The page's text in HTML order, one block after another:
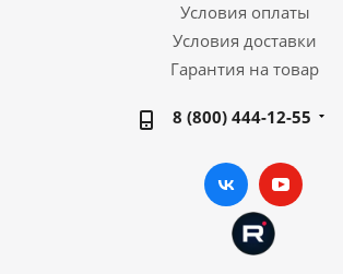
Условия оплаты
Условия доставки
Гарантия на товар
8 (800) 444-12-55